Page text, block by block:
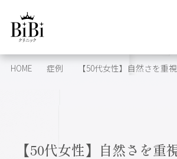
HOME 症例 【50代女性】自然さを重
【50代女性】自然さを重